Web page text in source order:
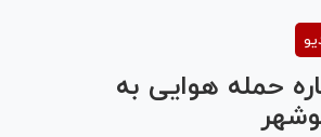
Video
حمله هوایی به